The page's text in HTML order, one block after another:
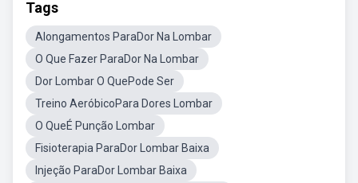
Tags
Alongamentos ParaDor Na Lombar
O Que Fazer ParaDor Na Lombar
Dor Lombar O QuePode Ser
Treino AeróbicoPara Dores Lombar
O QueÉ Punção Lombar
Fisioterapia ParaDor Lombar Baixa
Injeção ParaDor Lombar Baixa